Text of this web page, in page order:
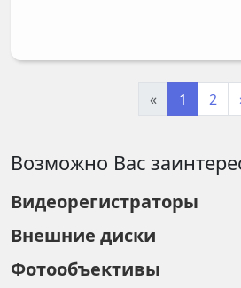
« 1 2
Возможно Вас
Видеорегистраторы
Внешние диски
Фотообъективы